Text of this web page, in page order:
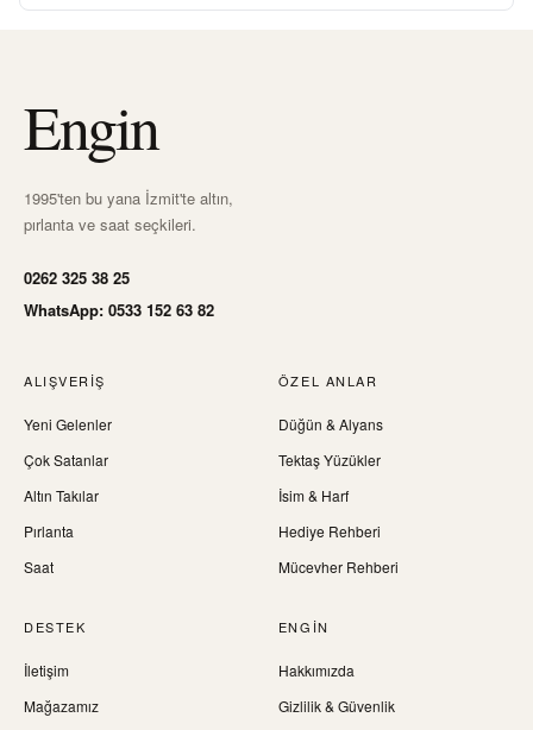
Engin
1995'ten bu yana İzmit'te altın,
pırlanta ve saat seçkileri.
0262 325 38 25
WhatsApp: 0533 152 63 82
ALIŞVERIŞ
Yeni Gelenler
Çok Satanlar
Altın Takılar
Pırlanta
Saat
ÖZEL ANLAR
Düğün & Alyans
Tektaş Yüzükler
İsim & Harf
Hediye Rehberi
Mücevher Rehberi
DESTEK
İletişim
Mağazamız
ENGIN
Hakkımızda
Gizlilik & Güvenlik